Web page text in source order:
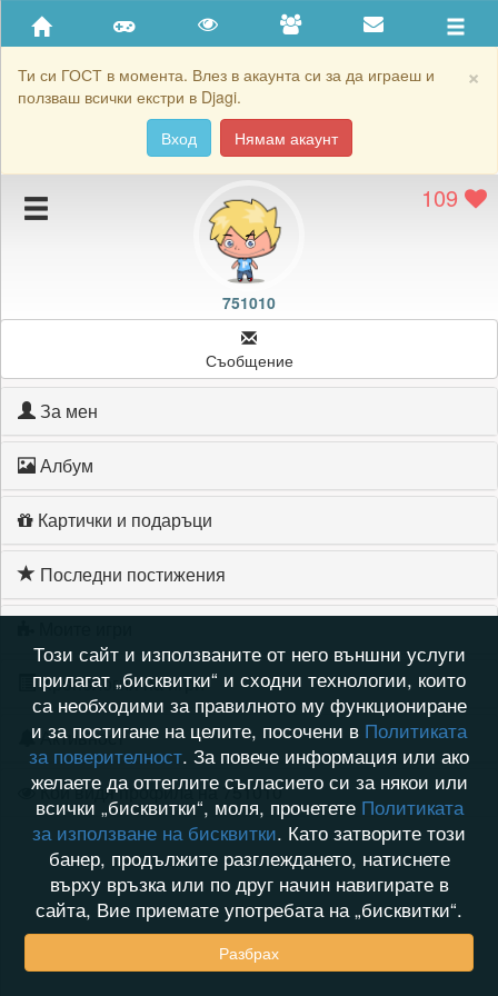
×
Ти си ГОСТ в момента. Влез в акаунта си за да играеш и
ползваш всички екстри в Djagi.
Вход
Нямам акаунт
Приятели
Хронология на игри
Подаръците на 751010 109
751010
Съобщение
За мен
Албум
Картички и подаръци
Последни постижения
Хронология на игри
Активност
Кой видя профила на 751010
Този сайт и използваните от него външни услуги
прилагат „бисквитки“ и сходни технологии, които
са необходими за правилното му функциониране
и за постигане на целите, посочени в Политиката
за поверителност. За повече информация или ако
желаете да оттеглите съгласието си за някои или
всички „бисквитки“, моля, прочетете Политиката
за използване на бисквитки. Като затворите този
банер, продължите разглеждането, натиснете
върху връзка или по друг начин навигирате в
сайта, Вие приемате употребата на „бисквитки“.
Разбрах